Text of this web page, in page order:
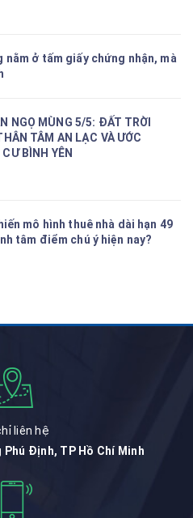
nằm ở tấm giấy chứng nhận, mà
NGỌ MÙNG 5/5: ĐẤT TRỜI
TÂM AN LẠC VÀ ƯỚC
BÌNH YÊN
mô hình thuê nhà dài hạn 49
tâm điểm chú ý hiện nay?
liên hệ
Phú Định, TP Hồ Chí Minh